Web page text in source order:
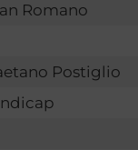
Romano
Postiglio